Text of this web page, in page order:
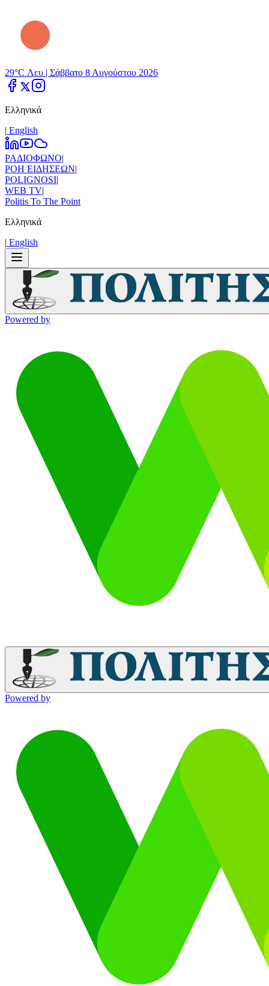
29°C Λευ | Σάββατο 8 Αυγούστου 2026
Ελληνικά
| Εnglish
ΡΑΔΙΟΦΩΝΟ|
ΡΟΗ ΕΙΔΗΣΕΩΝ|
POLIGNOSI|
WEB TV|
Politis To The Point
Ελληνικά
| Εnglish
Powered by
Powered by